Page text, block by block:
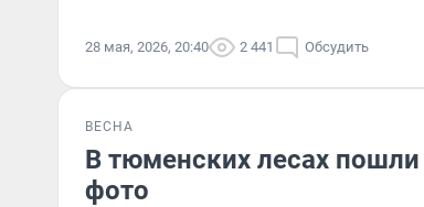
28 мая, 2026, 20:40 2 441 Обсудить
ВЕСНА
В тюменских лесах
фото